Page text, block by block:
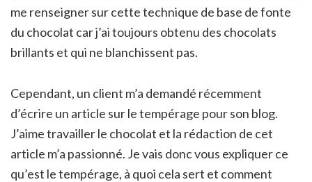
me renseigner sur cette technique de base de fonte
du chocolat car j’ai toujours obtenu des chocolats
brillants et qui ne blanchissent pas.
Cependant, un client m’a demandé récemment
d’écrire un article sur le tempérage pour son blog.
J’aime travailler le chocolat et la rédaction de cet
article m’a passionné. Je vais donc vous expliquer ce
qu’est le tempérage, à quoi cela sert et comment